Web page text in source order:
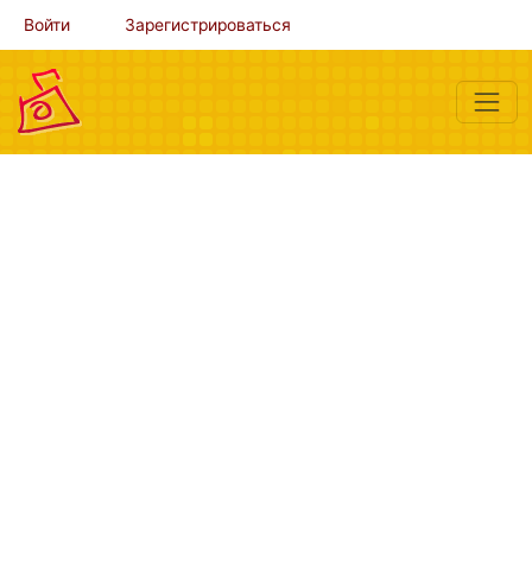
Войти Зарегистрироваться